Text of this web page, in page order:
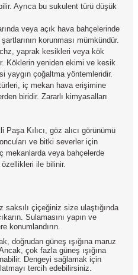
Ayrıca bu sukulent türü düşük
veya açık hava bahçelerinde
korunması mümkündür.
yaprak kesikleri veya kök
Köklerin yeniden ekimi ve kesik
yaygın çoğaltma yöntemleridir.
iç mekan hava erişimine
biridir. Zararlı kimyasalları
Kılıcı, göz alıcı görünümü
ve bitki severler için
mekanlarda veya bahçelerde
ile bilinir.
saksılı çiçeğiniz size ulaştığında
Sulamasını yapın ve
konumlandırın.
doğrudan güneş ışığına maruz
çok fazla güneş ışığına
Dengeyi sağlamak için
tercih edebilirsiniz.